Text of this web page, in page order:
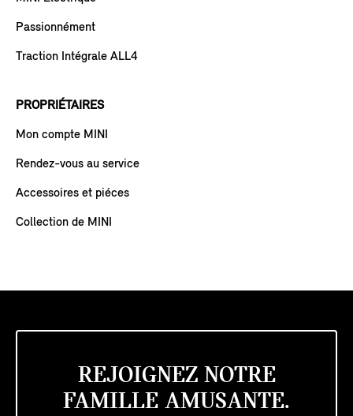
Passionnément
Traction Intégrale ALL4
PROPRIÉTAIRES
Mon compte MINI
Rendez-vous au service
Accessoires et piéces
Collection de MINI
REJOIGNEZ NOTRE
FAMILLE AMUSANTE.